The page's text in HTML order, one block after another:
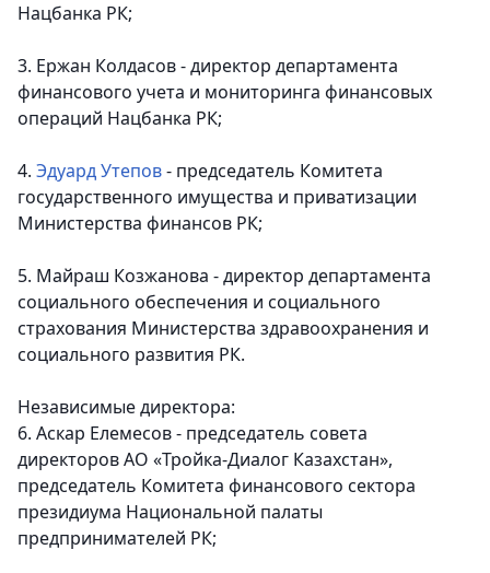
Нацбанка РК;
3. Ержан Колдасов - директор департамента
финансового учета и мониторинга финансовых
операций Нацбанка РК;
4. Эдуард Утепов- председатель Комитета
государственного имущества и приватизации
Министерства финансов РК;
5. Майраш Козжанова - директор департамента
социального обеспечения и социального
страхования Министерства здравоохранения и
социального развития РК.
Независимые директора:
6. Аскар Елемесов - председатель совета
директоров АО «Тройка-Диалог Казахстан»,
председатель Комитета финансового сектора
президиума Национальной палаты
предпринимателей РК;